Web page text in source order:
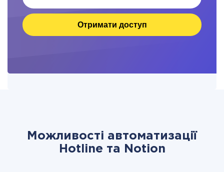
Отримати доступ
Можливості автоматизації
Hotline та Notion